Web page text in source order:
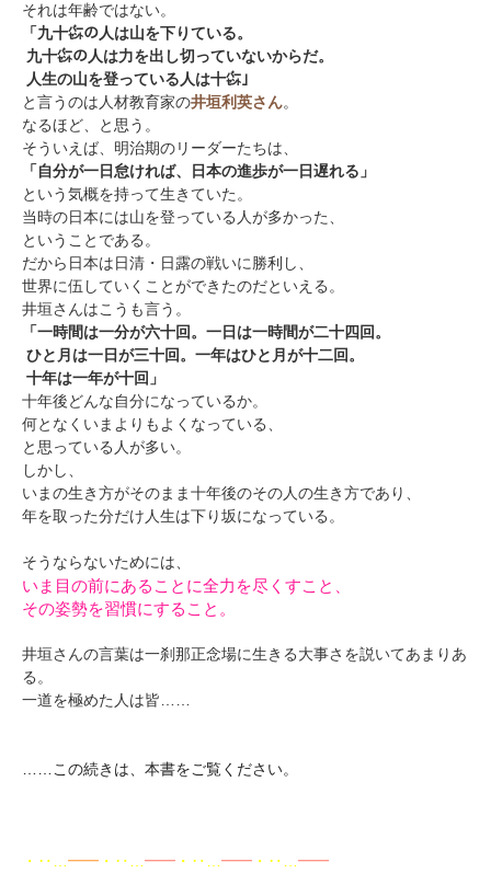
それは年齢ではない。
「九十㌫の人は山を下りている。
九十㌫の人は力を出し切っていないからだ。
人生の山を登っている人は十㌫」
と言うのは人材教育家の井垣利英さん。
なるほど、と思う。
そういえば、明治期のリーダーたちは、
「自分が一日怠ければ、日本の進歩が一日遅れる」
という気概を持って生きていた。
当時の日本には山を登っている人が多かった、
ということである。
だから日本は日清・日露の戦いに勝利し、
世界に伍していくことができたのだといえる。
井垣さんはこうも言う。
「一時間は一分が六十回。一日は一時間が二十四回。
ひと月は一日が三十回。一年はひと月が十二回。
十年は一年が十回」
十年後どんな自分になっているか。
何となくいまよりもよくなっている、
と思っている人が多い。
しかし、
いまの生き方がそのまま十年後のその人の生き方であり、
年を取った分だけ人生は下り坂になっている。
そうならないためには、
いま目の前にあることに全力を尽くすこと、
その姿勢を習慣にすること。
井垣さんの言葉は一刹那正念場に生きる大事さを説いてあまりあ
る。
一道を極めた人は皆……
……この続きは、本書をご覧ください。
・‥…━━ ・‥…━━ ・‥…━━ ・‥…━━